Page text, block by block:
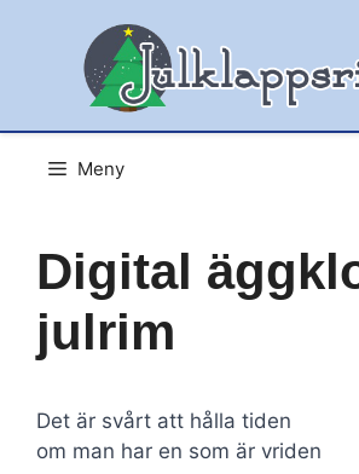
Meny
Digital
julrim
Det är svårt att hålla tiden
om man har en som är vriden